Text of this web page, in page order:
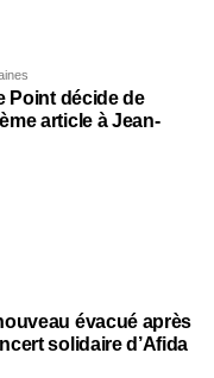
Point décide de
article à Jean-
évacué après
solidaire d’Afida